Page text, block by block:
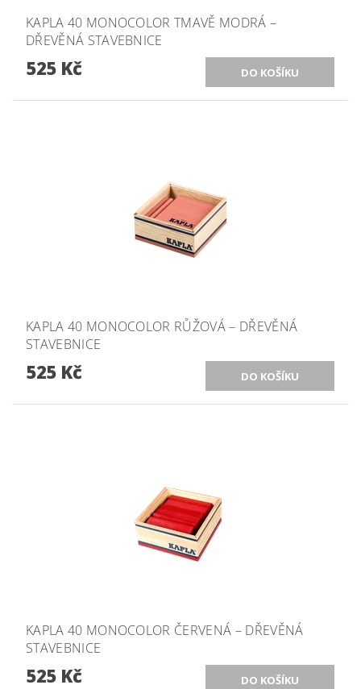
KAPLA 40 MONOCOLOR TMAVĚ MODRÁ –
DŘEVĚNÁ STAVEBNICE
525 Kč
KAPLA 40 MONOCOLOR RŮŽOVÁ – DŘEVĚNÁ
STAVEBNICE
525 Kč
KAPLA 40 MONOCOLOR ČERVENÁ – DŘEVĚNÁ
STAVEBNICE
525 Kč